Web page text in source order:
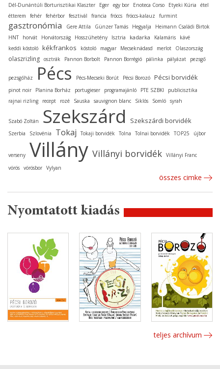
Dél-Dunántúli Borturisztikai Klaszter
Eger egy bor Enoteca Corso Etyeki Kúria
étel
étterem
fehér fehérbor fesztivál francia fröccs fröccs-kalauz furmint
gasztronómia Gere Attila Günzer Tamás Hegyalja
Heimann Családi Birtok
HNT
horvát Horvátország Hosszúhetény Isztria kadarka Kalamáris
kávé
keddi kóstoló kékfrankos kóstoló magyar Mecseknádasd merlot Olaszország
olaszrizling osztrák Pannon Borbolt Pannon Borrégió pálinka pályázat pezsgő
pezsgőház Pécs Pécs-Mecseki Borút Pécsi Borozó Pécsi borvidék
pinot noir Planina Borház portugieser programajánló PTE SZBKI
publicisztika
rajnai rizling
recept rozé Sauska sauvignon blanc Siklós Somló syrah
Szabó Zoltán Szekszárd Szekszárdi borvidék
Szerbia Szlovénia Tokaj Tokaji borvidék Tolna Tolnai borvidék TOP25 újbor
verseny Villány Villányi borvidék Villányi Franc
vörös vörösbor Vylyan
összes cimke
Nyomtatott kiadás
teljes archívum